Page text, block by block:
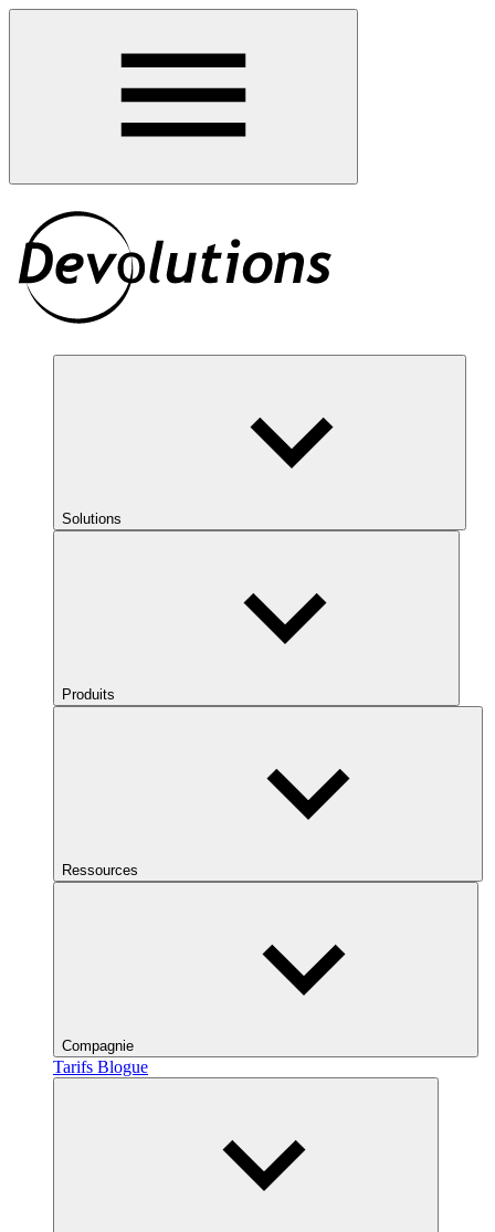
Solutions
Produits
Ressources
Compagnie
Tarifs Blogue